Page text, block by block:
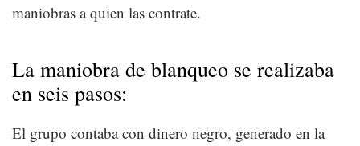
maniobras a quien las contrate.
La maniobra de blanqueo se realizaba
en seis pasos:
El grupo contaba con dinero negro, generado en la